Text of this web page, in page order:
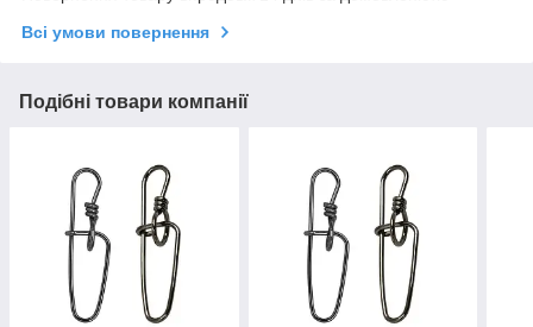
Всі умови повернення
Подібні товари компанії